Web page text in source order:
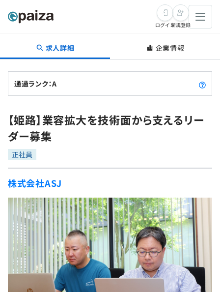
転職・キャリア
転職成功ガイド
転職エージェント
インタビュー
転職成功ガイド
新卒就活
求人検索
本選考
インターン
新卒エージェント
イベント・セミナー
インタビュー
就活成功ガイド
学習
問題集
ナレッジ
リファレンス
プログラミング言語
評価結果一覧
再チャレンジ結果一覧
ゲーム・マンガ
Tech Team Journal
paiza times
note
paizaとは？
ログイン新規登録
求人詳細 企業情報
通過ランク：A
【姫路】業容拡大を技術面から支えるリー
ダー募集
正社員
株式会社ASJ